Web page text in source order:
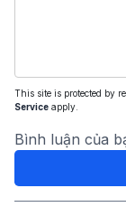
This site is protected by
Service apply.
Bình luận của